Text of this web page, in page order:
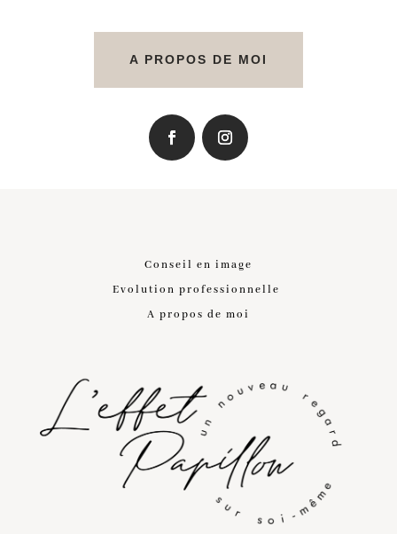
A PROPOS DE MOI
Conseil en image
Evolution professionnelle
A propos de moi